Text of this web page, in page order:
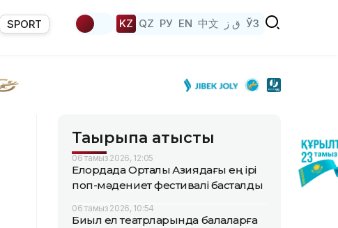
SPORT KZ QZ РУ EN 中文 ق ز ЎЗ
Тақырыпқа қатысты
06 тамыз 2026, 12:05
Елордада Орталық Азиядағы ең ірі
поп-мәдениет фестивалі басталды
06 тамыз 2026, 10:54
Биыл ел театрларында балаларға